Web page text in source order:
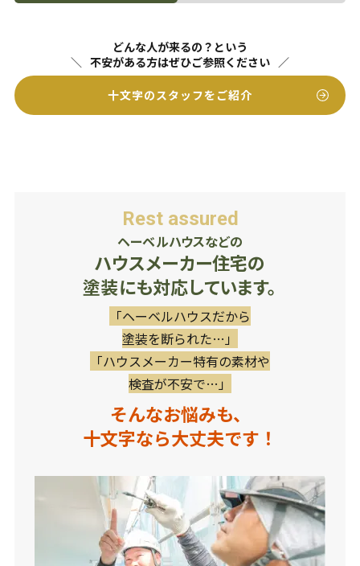
どんな人が来るの？という
不安がある方はぜひご参照ください
十文字のスタッフをご紹介
Rest assured
ヘーベルハウスなどの
ハウスメーカー住宅の
塗装にも対応しています。
「ヘーベルハウスだから
塗装を断られた…」
「ハウスメーカー特有の素材や
検査が不安で…」
そんなお悩みも、
十文字なら大丈夫です！